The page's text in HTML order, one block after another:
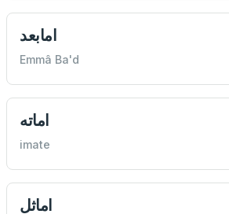
امابعد
Emmâ Ba'd
اماته
imate
اماثل